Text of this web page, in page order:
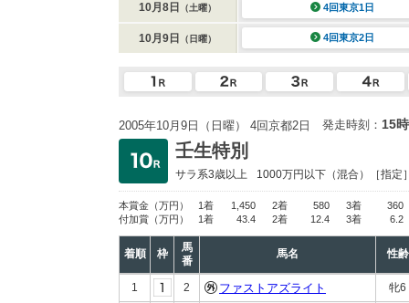
10月8日 （土曜） 4回東京1日
10月9日 （日曜） 4回東京2日
2005年10月9日（日曜） 4回京都2日 発走時刻： 15
壬生特別
サラ系3歳以上 1000万円以下 （混合）［指定
本賞金 （万円） 1着 1,450 2着 580 3着
360
付加賞 （万円） 1着 43.4 2着 12.4 3着 6.2
着順 枠
馬
番
馬名 性齢
1 2 ファストアズライト 牝6